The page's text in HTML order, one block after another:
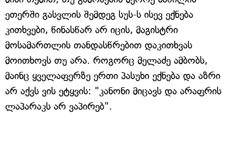
ეთერში გასვლის შემდეგ სუს-ს ისევ ექნება
კითხვები, წინასწარ არ იცის, მაგისტრი
მოსამართლის თანდასწრებით დაკითხვას
მოითხოვს თუ არა. როგორც მელაძე ამბობს,
მაინც ყველაფერზე ერთი პასუხი ექნება და აზრი
არ აქვს ვის ეტყვის: "კანონი მიცავს და არაფრის
ლაპარაკს არ ვაპირებ".